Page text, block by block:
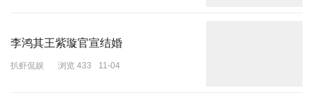
李鸿其王紫璇官宣结婚
扒虾侃娱 浏览 433 11-04